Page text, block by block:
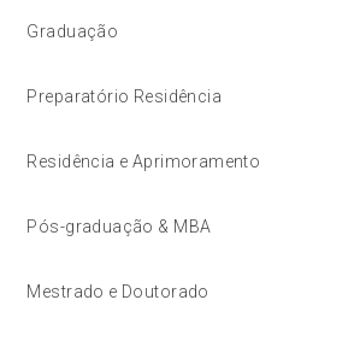
Graduação
Preparatório Residência
Residência e Aprimoramento
Pós-graduação & MBA
Mestrado e Doutorado